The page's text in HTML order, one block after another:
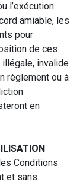
l’exécution
amiable, les
pour
de ces
invalide
règlement ou à
en
Conditions
et sans